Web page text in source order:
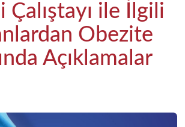
Çalıştayı ile İlgili
Obezite
Açıklamalar